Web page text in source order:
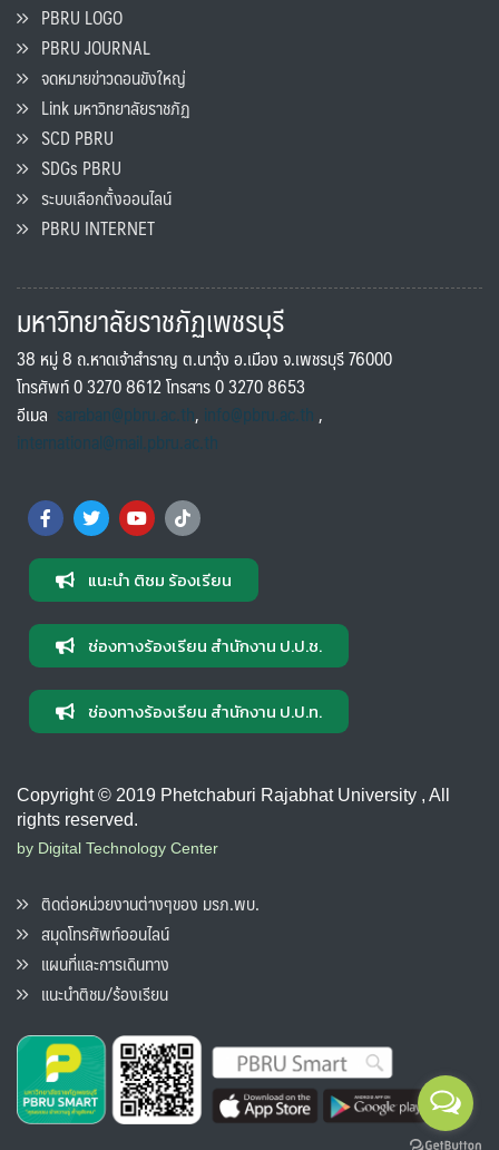
PBRU LOGO
PBRU JOURNAL
จดหมายข่าวดอนขังใหญ่
Link มหาวิทยาลัยราชภัฏ
SCD PBRU
SDGs PBRU
ระบบเลือกตั้งออนไลน์
PBRU INTERNET
มหาวิทยาลัยราชภัฏเพชรบุรี
38 หมู่ 8 ถ.หาดเจ้าสำราญ ต.นาวุ้ง อ.เมือง จ.เพชรบุรี 76000
โทรศัพท์ 0 3270 8612 โทรสาร 0 3270 8653
อีเมล saraban@pbru.ac.th, info@pbru.ac.th,
international@mail.pbru.ac.th
แนะนำ ติชม ร้องเรียน
ช่องทางร้องเรียน สำนักงาน ป.ป.ช.
ช่องทางร้องเรียน สำนักงาน ป.ป.ท.
Copyright © 2019 Phetchaburi Rajabhat University , All
rights reserved.
by Digital Technology Center
ติดต่อหน่วยงานต่างๆของ มรภ.พบ.
สมุดโทรศัพท์ออนไลน์
แผนที่และการเดินทาง
แนะนำติชม/ร้องเรียน